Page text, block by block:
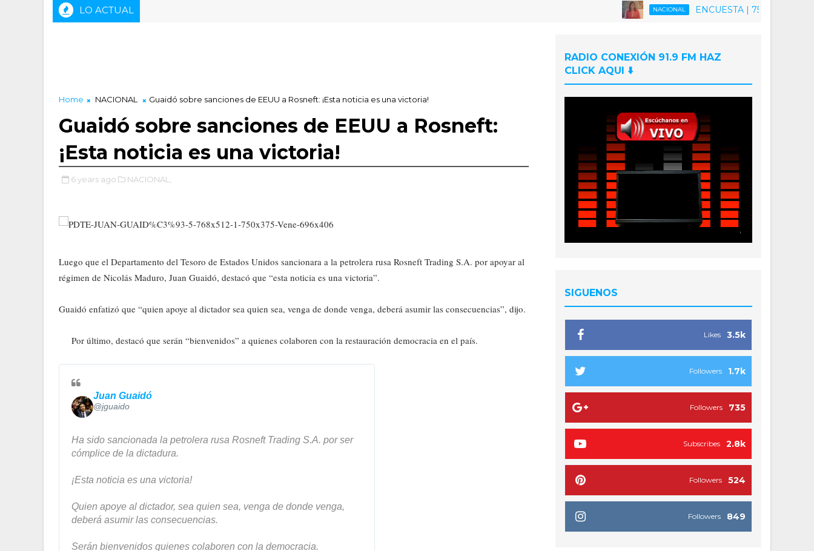
LO ACTUAL NACIONAL ENCUESTA | 75% de la población
Home NACIONAL Guaidó sobre sanciones de EEUU a Rosneft: ¡Esta noticia es una victoria!
Guaidó sobre sanciones de EEUU a Rosneft:
¡Esta noticia es una victoria!
6 years ago NACIONAL,
Luego que el Departamento del Tesoro de Estados Unidos sancionara a la petrolera rusa Rosneft Trading S.A. por apoyar al
régimen de Nicolás Maduro, Juan Guaidó, destacó que “esta noticia es una victoria”.
Guaidó enfatizó que “quien apoye al dictador sea quien sea, venga de donde venga, deberá asumir las consecuencias”, dijo.
Por último, destacó que serán “bienvenidos” a quienes colaboren con la restauración democracia en el país.
Juan Guaidó
@jguaido
Ha sido sancionada la petrolera rusa Rosneft Trading S.A. por ser
cómplice de la dictadura.
¡Esta noticia es una victoria!
Quien apoye al dictador, sea quien sea, venga de donde venga,
deberá asumir las consecuencias.
Serán bienvenidos quienes colaboren con la democracia.
RADIO CONEXIÓN 91.9 FM HAZ
CLICK AQUI ⬇️
SIGUENOS
3.5k
Likes
1.7k
Followers
735
Followers
2.8k
Subscribes
524
Followers
849
Followers